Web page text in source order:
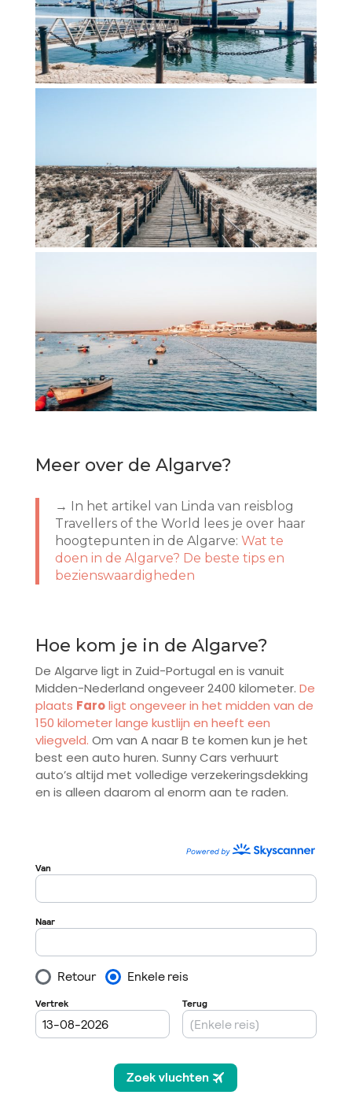
Meer over de Algarve?
→ In het artikel van Linda van reisblog
Travellers of the World lees je over haar
hoogtepunten in de Algarve: Wat te
doen in de Algarve? De beste tips en
bezienswaardigheden
Hoe kom je in de Algarve?
De Algarve ligt in Zuid-Portugal en is vanuit
Midden-Nederland ongeveer 2400 kilometer. De
plaats Faroligt ongeveer in het midden van de
150 kilometer lange kustlijn en heeft een
vliegveld. Om van A naar B te komen kun je het
best een auto huren. Sunny Cars verhuurt
auto’s altijd met volledige verzekeringsdekking
en is alleen daarom al enorm aan te raden.